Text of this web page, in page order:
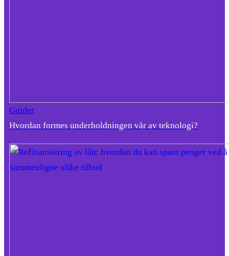
Guider
Hvordan formes underholdningen vår av teknologi?